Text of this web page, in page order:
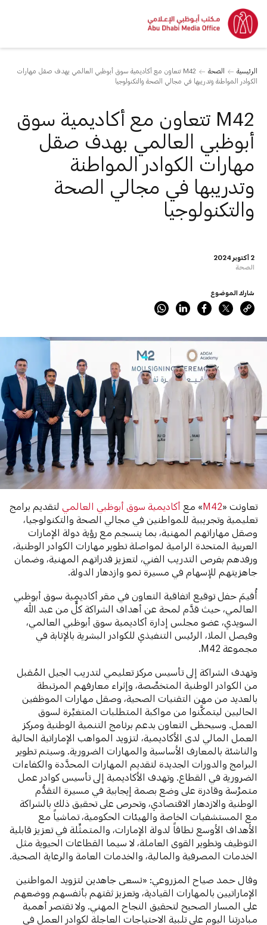
الرئيسية الصحة
M42 تتعاون مع أكاديمية سوق أبوظبي العالمي بهدف صقل مهارات
الكوادر المواطنة وتدريبها في مجالي الصحة والتكنولوجيا
2 أكتوبر 2024
الصحة
M42 تتعاون مع أكاديمية سوق
أبوظبي العالمي بهدف صقل
مهارات الكوادر المواطنة
وتدريبها في مجالي الصحة
والتكنولوجيا
شارك الموضوع
تعاونت «M42» مع أكاديمية سوق أبوظبي العالمي
لتقديم برامج
تعليمية وتجريبية للمواطنين في مجالي الصحة والتكنولوجيا،
وصقل مهاراتهم المهنية، بما ينسجم مع رؤية دولة الإمارات
العربية المتحدة الرامية لمواصلة تطوير مهارات الكوادر الوطنية،
ورفدهم بفرص التدريب الفني، لتعزيز قدراتهم المهنية، وضمان
جاهزيتهم للإسهام في مسيرة نمو وازدهار الدولة.
أُقيمَ حفل توقيع اتفاقية التعاون في مقر أكاديمية سوق أبوظبي
العالمي، حيث قدَّم لمحة عن أهداف الشراكة كلٌّ من عبد الله
السويدي، عضو مجلس إدارة أكاديمية سوق أبوظبي العالمي،
وفيصل الملا، الرئيس التنفيذي للكوادر البشرية بالإنابة في
مجموعة M42.
وتهدف الشراكة إلى تأسيس مركز تعليمي لتدريب الجيل المُقبل
من الكوادر الوطنية المتخصِّصة، وإثراء معارفهم المرتبطة
بالعديد من مهن التقنيات الصحية، وصقل مهارات الموظفين
الحاليين ليتمكَّنوا من مواكبة المتطلبات المتغيِّرة لسوق
العمل. وسيحظى التعاون بدعم برنامج التنمية الوطنية ومركز
العمل المالي لدى الأكاديمية، لتزويد المواهب الإماراتية الحالية
والناشئة بالمعارف الأساسية والمهارات الضرورية. وسيتم تطوير
البرامج والدورات الجديدة لتقديم المهارات المحدَّدة والكفاءات
الضرورية في القطاع. وتهدف الأكاديمية إلى تأسيس كوادر عمل
متمرِّسة وقادرة على وضع بصمة إيجابية في مسيرة التقدُّم
الوطنية والازدهار الاقتصادي، وتحرص على تحقيق ذلك بالشراكة
مع المستشفيات الخاصة والهيئات الحكومية، تماشياً مع
الأهداف الأوسع نطاقاً لدولة الإمارات، والمتمثِّلة في تعزيز قابلية
التوظيف وتطوير القوى العاملة، لا سيما القطاعات الحيوية مثل
الخدمات المصرفية والمالية، والخدمات العامة والرعاية الصحية.
وقال حمد صياح المزروعي: «نسعى جاهدين لتزويد المواطنين
الإماراتيين بالمهارات القيادية، وتعزيز ثقتهم بأنفسهم ووضعهم
على المسار الصحيح لتحقيق النجاح المهني. ولا تقتصر أهمية
مبادرتنا اليوم على تلبية الاحتياجات العاجلة لكوادر العمل في